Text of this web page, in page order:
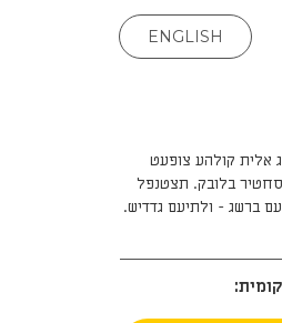
ENGLISH
אלית קולהע צופעט
בלובק. תצטנפל
ברשג - ולתיעם גדדיש.